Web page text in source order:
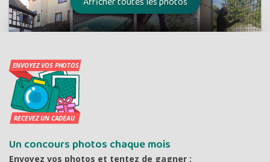
Un concours photos chaque mois
Envoyez vos photos et tentez de gagner :